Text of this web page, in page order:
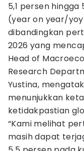
5,1 persen
(year on year/
dibandingkan
2026 yang
Head of
Research
Yustina,
menunjukkan
ketidakpastian
“Kami melihat
masih dapat